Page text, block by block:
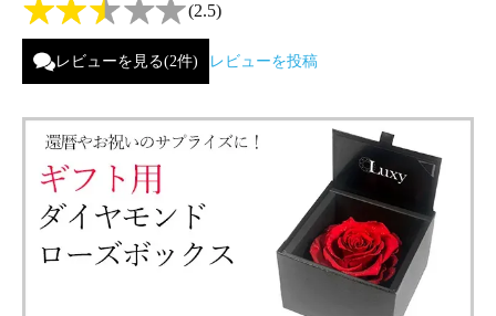
(2.5)
レビューを見る(2件) レビューを投稿